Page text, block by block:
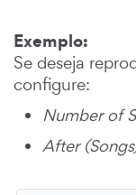
Exemplo:
Se deseja
configure:
Number of
After